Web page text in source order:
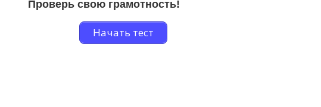
Проверь свою грамотность!
Начать тест